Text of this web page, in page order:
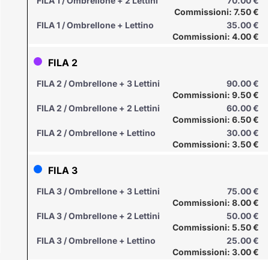
Commissioni: 7.50 €
FILA 1 / Ombrellone + Lettino
35.00 €
Commissioni: 4.00 €
FILA 2
FILA 2 / Ombrellone + 3 Lettini
90.00 €
Commissioni: 9.50 €
FILA 2 / Ombrellone + 2 Lettini
60.00 €
Commissioni: 6.50 €
FILA 2 / Ombrellone + Lettino
30.00 €
Commissioni: 3.50 €
FILA 3
FILA 3 / Ombrellone + 3 Lettini
75.00 €
Commissioni: 8.00 €
FILA 3 / Ombrellone + 2 Lettini
50.00 €
Commissioni: 5.50 €
FILA 3 / Ombrellone + Lettino
25.00 €
Commissioni: 3.00 €